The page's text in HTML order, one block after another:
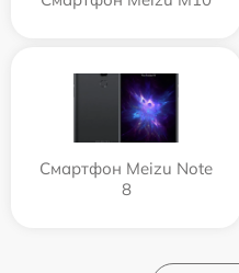
Смартфон Meizu Note
8